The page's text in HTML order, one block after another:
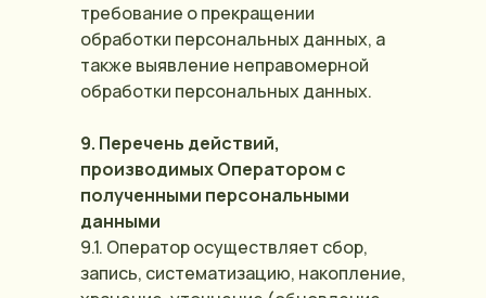
требование о прекращении
обработки персональных данных, а
также выявление неправомерной
обработки персональных данных.
9. Перечень действий,
производимых Оператором с
полученными персональными
данными
9.1. Оператор осуществляет сбор,
запись, систематизацию, накопление,